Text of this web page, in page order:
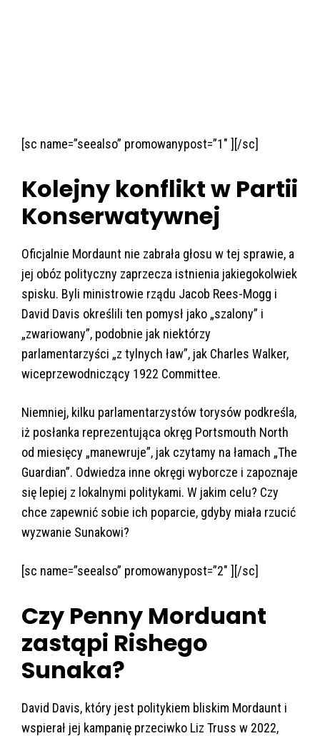
[sc name=”seealso” promowanypost=”1″ ][/sc]
Kolejny konflikt w Partii
Konserwatywnej
Oficjalnie Mordaunt nie zabrała głosu w tej sprawie, a
jej obóz polityczny zaprzecza istnienia jakiegokolwiek
spisku. Byli ministrowie rządu Jacob Rees-Mogg i
David Davis określili ten pomysł jako „szalony” i
„zwariowany”, podobnie jak niektórzy
parlamentarzyści „z tylnych ław”, jak Charles Walker,
wiceprzewodniczący 1922 Committee.
Niemniej, kilku parlamentarzystów torysów podkreśla,
iż posłanka reprezentująca okręg Portsmouth North
od miesięcy „manewruje”, jak czytamy na łamach „The
Guardian”. Odwiedza inne okręgi wyborcze i zapoznaje
się lepiej z lokalnymi politykami. W jakim celu? Czy
chce zapewnić sobie ich poparcie, gdyby miała rzucić
wyzwanie Sunakowi?
[sc name=”seealso” promowanypost=”2″ ][/sc]
Czy Penny Morduant
zastąpi Rishego
Sunaka?
David Davis, który jest politykiem bliskim Mordaunt i
wspierał jej kampanię przeciwko Liz Truss w 2022,